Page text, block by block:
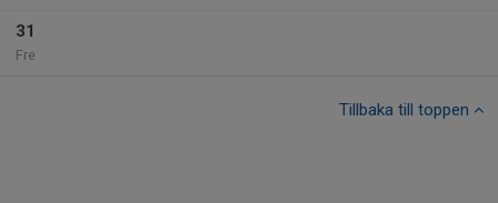
31
Fre
Tillbaka till toppen